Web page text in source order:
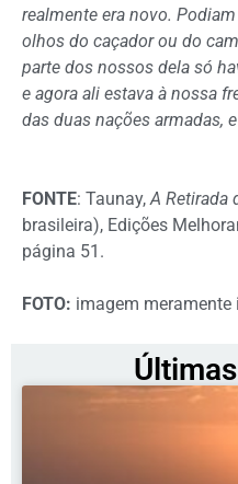
realmente era novo.
olhos do caçador ou do
parte dos nossos dela só
e agora ali estava à nossa
das duas nações armadas,
FONTE: Taunay, A Retirada
brasileira), Edições
página 51.
FOTO: imagem meramente